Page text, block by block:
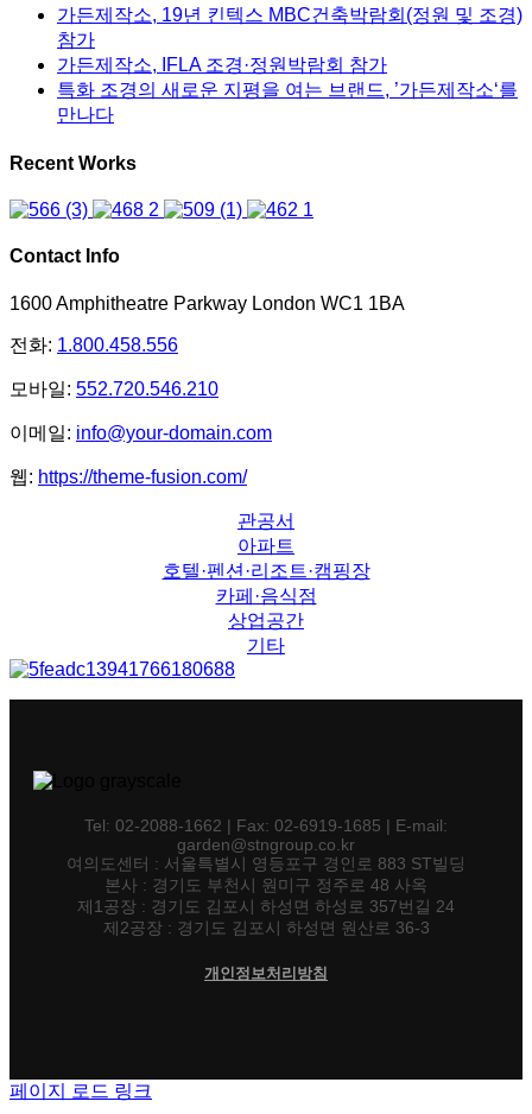
가든제작소, 19년 킨텍스 MBC건축박람회(정원 및 조경)
참가
가든제작소, IFLA 조경·정원박람회 참가
특화 조경의 새로운 지평을 여는 브랜드, ’가든제작소‘를
만나다
Recent Works
Contact Info
1600 Amphitheatre Parkway London WC1 1BA
전화: 1.800.458.556
모바일: 552.720.546.210
이메일: info@your-domain.com
웹: https://theme-fusion.com/
관공서
아파트
호텔·펜션·리조트·캠핑장
카페·음식점
상업공간
기타
Tel: 02-2088-1662 | Fax: 02-6919-1685 | E-mail:
garden@stngroup.co.kr
여의도센터 : 서울특별시 영등포구 경인로 883 ST빌딩
본사 : 경기도 부천시 원미구 정주로 48 사옥
제1공장 : 경기도 김포시 하성면 하성로 357번길 24
제2공장 : 경기도 김포시 하성면 원산로 36-3
개인정보처리방침
페이지 로드 링크